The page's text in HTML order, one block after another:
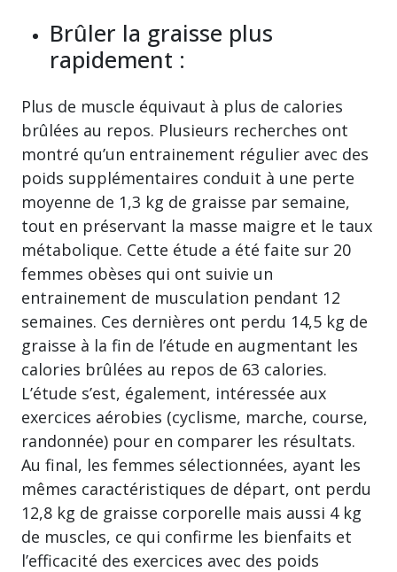
Brûler la graisse plus
rapidement :
Plus de muscle équivaut à plus de calories
brûlées au repos. Plusieurs recherches ont
montré qu’un entrainement régulier avec des
poids supplémentaires conduit à une perte
moyenne de 1,3 kg de graisse par semaine,
tout en préservant la masse maigre et le taux
métabolique. Cette étude a été faite sur 20
femmes obèses qui ont suivie un
entrainement de musculation pendant 12
semaines. Ces dernières ont perdu 14,5 kg de
graisse à la fin de l’étude en augmentant les
calories brûlées au repos de 63 calories.
L’étude s’est, également, intéressée aux
exercices aérobies (cyclisme, marche, course,
randonnée) pour en comparer les résultats.
Au final, les femmes sélectionnées, ayant les
mêmes caractéristiques de départ, ont perdu
12,8 kg de graisse corporelle mais aussi 4 kg
de muscles, ce qui confirme les bienfaits et
l’efficacité des exercices avec des poids